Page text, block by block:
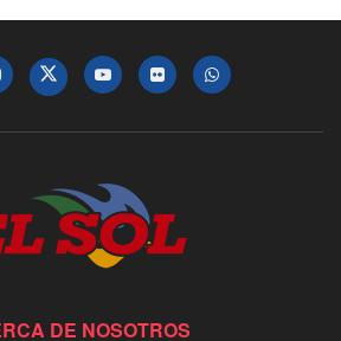
DE NOSOTROS